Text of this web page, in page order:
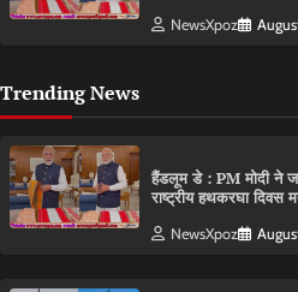
NewsXpoz
Trending News
हैंडलूम डे : PM मोदी ने
राष्ट्रीय हथकरघा दिवस
NewsXpoz